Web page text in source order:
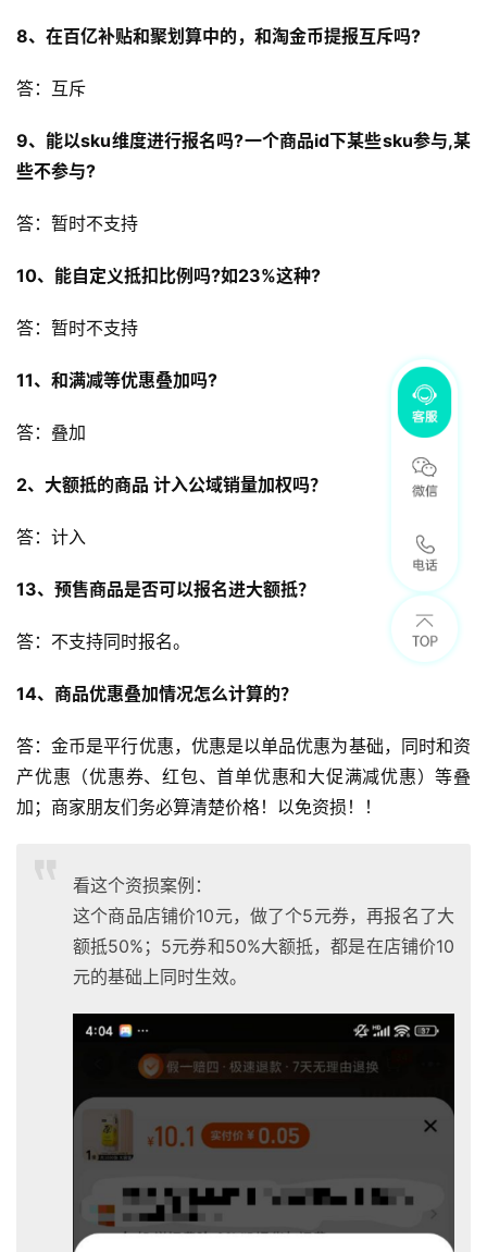
8、在百亿补贴和聚划算中的，和淘金币提报互斥吗?
答：互斥
9、能以sku维度进行报名吗?一个商品id下某些sku参与,某
些不参与?
答：暂时不支持
10、能自定义抵扣比例吗?如23%这种?
答：暂时不支持
11、和满减等优惠叠加吗?
答：叠加
2、大额抵的商品 计入公域销量加权吗？
答：计入
13、预售商品是否可以报名进大额抵？
答：不支持同时报名。
14、商品优惠叠加情况怎么计算的？
答：金币是平行优惠，优惠是以单品优惠为基础，同时和资
产优惠（优惠券、红包、首单优惠和大促满减优惠）等叠
加；商家朋友们务必算清楚价格！以免资损！！
看这个资损案例：
这个商品店铺价10元，做了个5元券，再报名了大
额抵50%；5元券和50%大额抵，都是在店铺价10
元的基础上同时生效。